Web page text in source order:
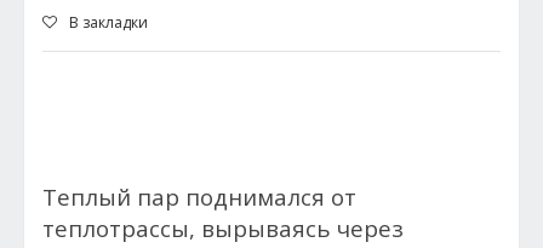
В закладки
Теплый пар поднимался от
теплотрассы, вырываясь через